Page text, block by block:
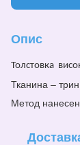
Опис
Толстовка
Тканина –
Метод нанесен